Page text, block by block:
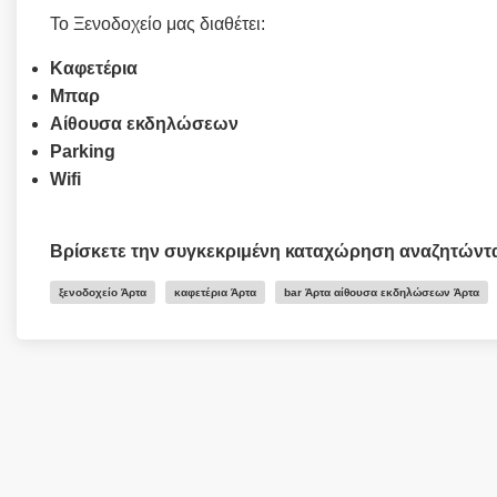
Το Ξενοδοχείο μας διαθέτει:
Καφετέρια
Μπαρ
Αίθουσα εκδηλώσεων
Parking
Wifi
Βρίσκετε την συγκεκριμένη καταχώρηση
ξενοδοχείο Άρτα καφετέρια Άρτα bar Άρτα αίθουσα εκδηλώσεων Άρτα